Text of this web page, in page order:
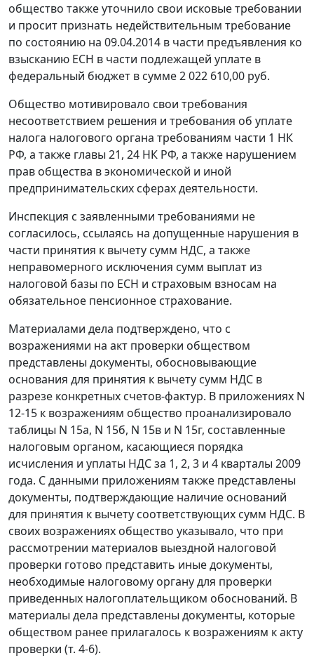
общество также уточнило свои исковые требовании
и просит признать недействительным требование
по состоянию на 09.04.2014 в части предъявления ко
взысканию ЕСН в части подлежащей уплате в
федеральный бюджет в сумме 2 022 610,00 руб.
Общество мотивировало свои требования
несоответствием решения и требования об уплате
налога налогового органа требованиям части 1 НК
РФ, а также главы 21, 24 НК РФ, а также нарушением
прав общества в экономической и иной
предпринимательских сферах деятельности.
Инспекция с заявленными требованиями не
согласилось, ссылаясь на допущенные нарушения в
части принятия к вычету сумм НДС, а также
неправомерного исключения сумм выплат из
налоговой базы по ЕСН и страховым взносам на
обязательное пенсионное страхование.
Материалами дела подтверждено, что с
возражениями на акт проверки обществом
представлены документы, обосновывающие
основания для принятия к вычету сумм НДС в
разрезе конкретных счетов-фактур. В приложениях N
12-15 к возражениям общество проанализировало
таблицы N 15а, N 15б, N 15в и N 15г, составленные
налоговым органом, касающиеся порядка
исчисления и уплаты НДС за 1, 2, 3 и 4 кварталы 2009
года. С данными приложениям также представлены
документы, подтверждающие наличие оснований
для принятия к вычету соответствующих сумм НДС. В
своих возражениях общество указывало, что при
рассмотрении материалов выездной налоговой
проверки готово представить иные документы,
необходимые налоговому органу для проверки
приведенных налогоплательщиком обоснований. В
материалы дела представлены документы, которые
обществом ранее прилагалось к возражениям к акту
проверки (т. 4-6).